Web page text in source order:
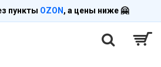
пункты OZON , а цены ниже 🤗